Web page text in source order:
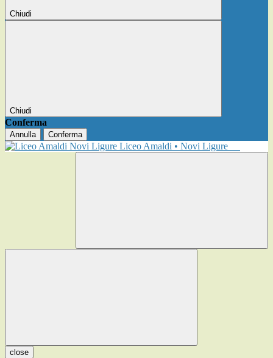
Chiudi
Chiudi
Conferma
Annulla Conferma
Liceo Amaldi • Novi Ligure
close